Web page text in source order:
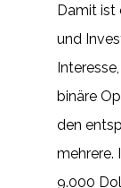
Damit ist
und
binäre
den
mehrere.
9.000